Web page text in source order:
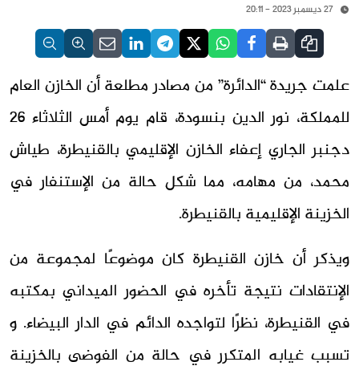
27 ديسمبر 2023 - 20:11
علمت جريدة “الدائرة” من مصادر مطلعة أن الخازن العام
للمملكة، نور الدين بنسودة، قام يوم أمس الثلاثاء 26
دجنبر الجاري إعفاء الخازن الإقليمي بالقنيطرة، طياش
محمد، من مهامه، مما شكل حالة من الإستنفار في
الخزينة الإقليمية بالقنيطرة.
ويذكر أن خازن القنيطرة كان موضوعًا لمجموعة من
الإنتقادات نتيجة تأخره في الحضور الميداني بمكتبه
في القنيطرة، نظرًا لتواجده الدائم في الدار البيضاء. و
تسبب غيابه المتكرر في حالة من الفوضى بالخزينة